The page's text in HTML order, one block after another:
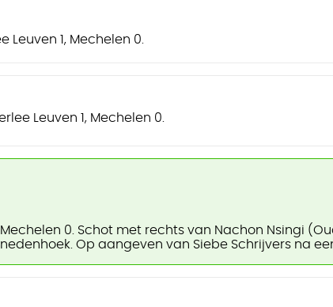
1, Mechelen 0.
Leuven 1, Mechelen 0.
Mechelen 0. Schot met rechts van Nachon Nsingi
Op aangeven van Siebe Schrijvers na